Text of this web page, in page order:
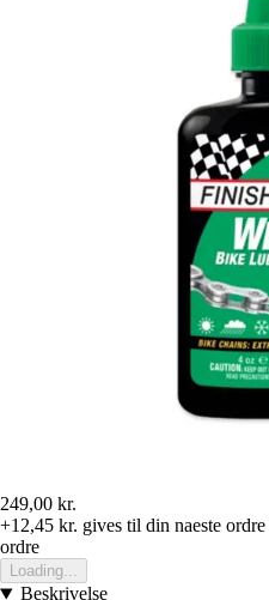
249,00 kr.
+12,45 kr. gives til din naeste ordre
ordre
Loading...
Beskrivelse